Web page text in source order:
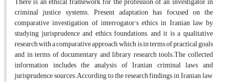
criminal justice systems. Present adaptation has focused on the
comparative investigation of interrogator's ethics in Iranian law by
studying jurisprudence and ethics foundations, and it is a qualitative
research with a comparative approach, which is in terms of practical goals
and in terms of documentary and library research tools.The collected
information includes the analysis of Iranian criminal laws and
jurisprudence sources.According to the research findings in Iranian law,